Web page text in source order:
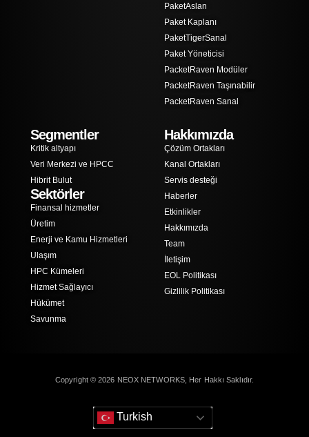
PaketAslan
Paket Kaplanı
PaketTigerSanal
Paket Yöneticisi
PacketRaven Modüler
PacketRaven Taşınabilir
PacketRaven Sanal
Segmentler
Kritik altyapı
Veri Merkezi ve HPCC
Hibrit Bulut
Sektörler
Finansal hizmetler
Üretim
Enerji ve Kamu Hizmetleri
Ulaşım
HPC Kümeleri
Hizmet Sağlayıcı
Hükümet
Savunma
Hakkımızda
Çözüm Ortakları
Kanal Ortakları
Servis desteği
Haberler
Etkinlikler
Hakkımızda
Team
İletişim
EOL Politikası
Gizlilik Politikası
Copyright © 2026 NEOX NETWORKS, Her Hakkı Saklıdır.
Turkish